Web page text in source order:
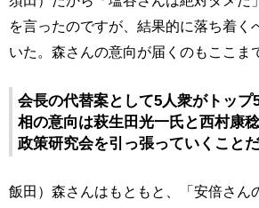
を言ったのですが、結果的に落ち着く
いた。森さんの意向が届くのもここま
会長の代替案として5人衆がトッ
相の意向は萩生田光一氏と西村康
政策研究会を引っ張っていくこと
飯田）森さんはもともと、「安倍さん